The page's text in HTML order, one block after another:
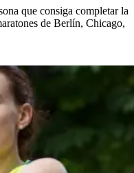
que consiga completar la
de Berlín, Chicago,